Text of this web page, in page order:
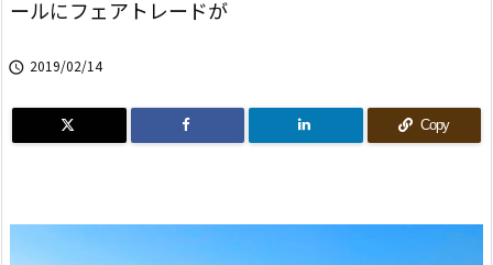
ールにフェアトレードが
 2019/02/14
Copy